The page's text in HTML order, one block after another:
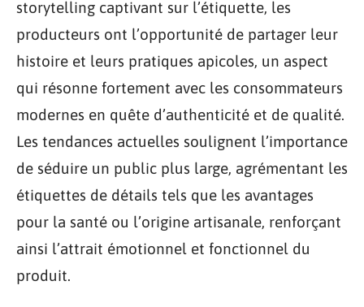
storytelling captivant sur l’étiquette, les
producteurs ont l’opportunité de partager leur
histoire et leurs pratiques apicoles, un aspect
qui résonne fortement avec les consommateurs
modernes en quête d’authenticité et de qualité.
Les tendances actuelles soulignent l’importance
de séduire un public plus large, agrémentant les
étiquettes de détails tels que les avantages
pour la santé ou l’origine artisanale, renforçant
ainsi l’attrait émotionnel et fonctionnel du
produit.